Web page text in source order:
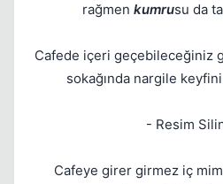
rağmen kumrusu da
Cafede içeri geçebileceğiniz
sokağında nargile
- Resim
Cafeye girer girmez iç